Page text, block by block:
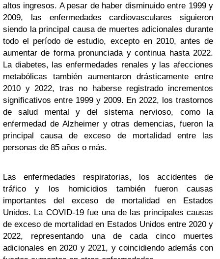
altos ingresos. A pesar de haber disminuido entre 1999 y
2009, las enfermedades cardiovasculares siguieron
siendo la principal causa de muertes adicionales durante
todo el período de estudio, excepto en 2010, antes de
aumentar de forma pronunciada y continua hasta 2022.
La diabetes, las enfermedades renales y las afecciones
metabólicas también aumentaron drásticamente entre
2010 y 2022, tras no haberse registrado incrementos
significativos entre 1999 y 2009. En 2022, los trastornos
de salud mental y del sistema nervioso, como la
enfermedad de Alzheimer y otras demencias, fueron la
principal causa de exceso de mortalidad entre las
personas de 85 años o más.
Las enfermedades respiratorias, los accidentes de
tráfico y los homicidios también fueron causas
importantes del exceso de mortalidad en Estados
Unidos. La COVID-19 fue una de las principales causas
de exceso de mortalidad en Estados Unidos entre 2020 y
2022, representando una de cada cinco muertes
adicionales en 2020 y 2021, y coincidiendo además con